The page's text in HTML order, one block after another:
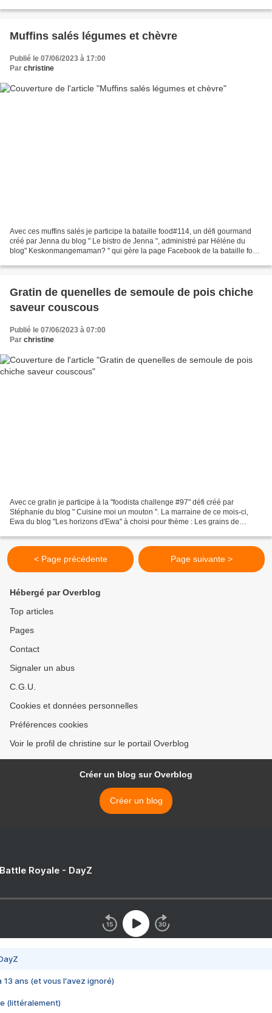
Muffins salés légumes et chèvre
Publié le 07/06/2023 à 17:00
Par christine
Avec ces muffins salés je participe la bataille food#114, un défi gourmand
créé par Jenna du blog " Le bistro de Jenna ", administré par Héléne du
blog" Keskonmangemaman? " qui gère la page Facebook de la bataille food
Gratin de quenelles de semoule de pois chiche
saveur couscous
Publié le 07/06/2023 à 07:00
Par christine
Avec ce gratin je participe à la "foodista challenge #97" défi créé par
Stéphanie du blog " Cuisine moi un mouton ". La marraine de ce mois-ci,
Ewa du blog "Les horizons d'Ewa" à choisi pour thème : Les grains de
< Page précédente Page suivante >
Hébergé par Overblog
Top articles
Pages
Contact
Signaler un abus
C.G.U.
Cookies et données personnelles
Préférences cookies
Voir le profil de christine sur le portail Overblog
Créer un blog sur Overblog
Créer un blog
Royale - DayZ
13 ans (et vous l'avez ignoré)
(littéralement)